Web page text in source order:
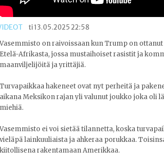
ti 13.05.2025 22:58
Vasemmisto on raivoissaan kun Trump on
Etelä-Afrikasta, jossa mustaihoiset rasistit ja
maanviljelijöitä ja yrittäjiä.
Turvapaikkaa hakeneet ovat nyt perheitä ja
aikana Meksikon rajan yli valunut joukko joka oli
miehiä.
Vasemmisto ei voi sietää tilannetta, koska
vieläpä lainkuuliaista ja ahkeraa porukkaa.
kiitollisena rakentamaan Amerikkaa.